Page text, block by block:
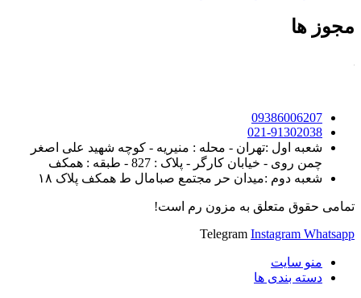
مجوز ها
09386006207
021-91302038
شعبه اول :تهران - محله : منیریه - کوچه شهید علی اصغر
چمن روی - خیابان کارگر - پلاک : 827 - طبقه : همکف
شعبه دوم :میدان حر مجتمع صبامال ط همکف پلاک ۱۸
تمامی حقوق متعلق به مزون رم است!
Telegram Instagram Whatsapp
منو سایت
دسته بندی ها